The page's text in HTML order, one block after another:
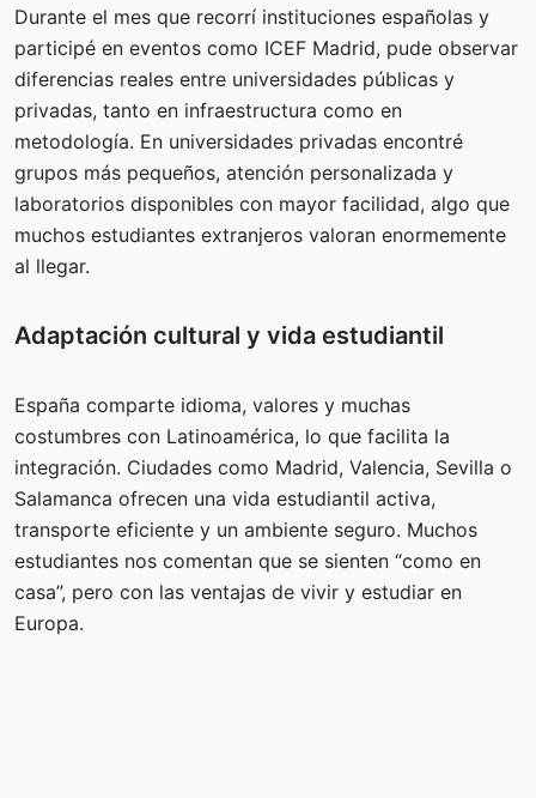
Durante el mes que recorrí instituciones españolas y
participé en eventos como ICEF Madrid, pude observar
diferencias reales entre universidades públicas y
privadas, tanto en infraestructura como en
metodología. En universidades privadas encontré
grupos más pequeños, atención personalizada y
laboratorios disponibles con mayor facilidad, algo que
muchos estudiantes extranjeros valoran enormemente
al llegar.
Adaptación cultural y vida estudiantil
España comparte idioma, valores y muchas
costumbres con Latinoamérica, lo que facilita la
integración. Ciudades como Madrid, Valencia, Sevilla o
Salamanca ofrecen una vida estudiantil activa,
transporte eficiente y un ambiente seguro. Muchos
estudiantes nos comentan que se sienten “como en
casa”, pero con las ventajas de vivir y estudiar en
Europa.